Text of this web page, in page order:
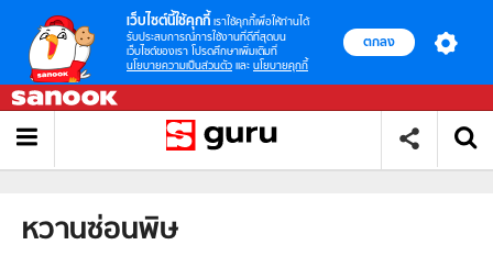
เว็บไซต์นี้ใช้คุกกี้ เราใช้คุกกี้เพื่อให้ท่านได้
รับประสบการณ์การใช้งานที่ดีที่สุดบน
เว็บไซต์ของเรา โปรดศึกษาเพิ่มเติมที่
นโยบายความเป็นส่วนตัว และ นโยบายคุกกี้
ตกลง
หวานซ่อนพิษ